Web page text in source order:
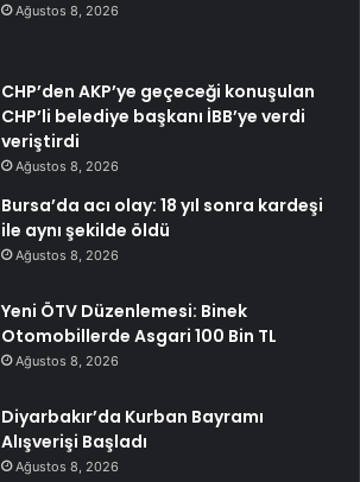
Ağustos 8, 2026
CHP’den AKP’ye geçeceği konuşulan
CHP’li belediye başkanı İBB’ye verdi
veriştirdi
Ağustos 8, 2026
Bursa’da acı olay: 18 yıl sonra kardeşi
ile aynı şekilde öldü
Ağustos 8, 2026
Yeni ÖTV Düzenlemesi: Binek
Otomobillerde Asgari 100 Bin TL
Ağustos 8, 2026
Diyarbakır’da Kurban Bayramı
Alışverişi Başladı
Ağustos 8, 2026